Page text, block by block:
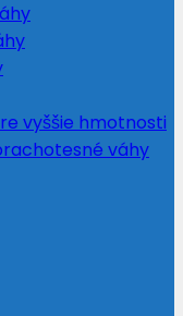
vyššie hmotnosti
váhy